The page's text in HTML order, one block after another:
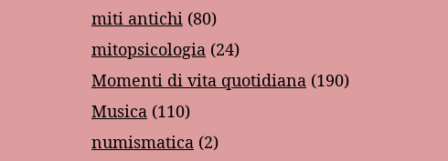
miti antichi (80)
mitopsicologia (24)
Momenti di vita quotidiana (190)
Musica (110)
numismatica (2)